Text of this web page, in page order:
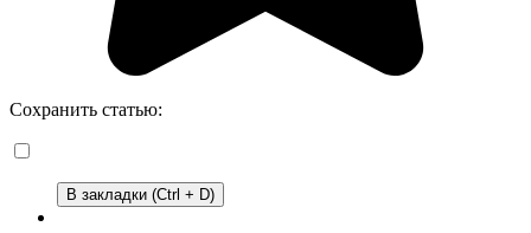
Сохранить статью:
В закладки (Ctrl + D)